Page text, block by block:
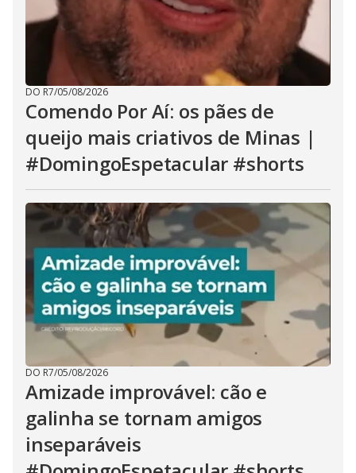
DO R7/05/08/2026
Comendo Por Aí: os pães de
queijo mais criativos de Minas |
#DomingoEspetacular #shorts
DO R7/05/08/2026
Amizade improvável: cão e
galinha se tornam amigos
inseparáveis